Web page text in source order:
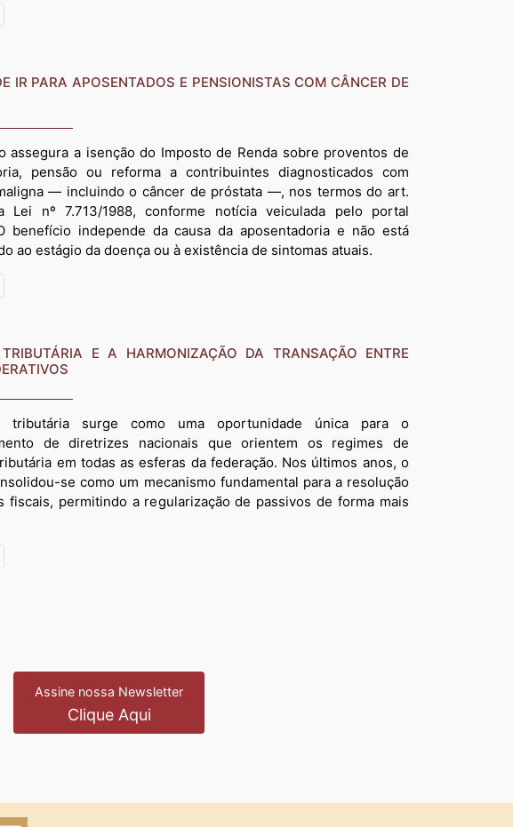
IR PARA APOSENTADOS E PENSIONISTAS COM CÂNCER DE
assegura a isenção do Imposto de Renda sobre proventos de
pensão ou reforma a contribuintes diagnosticados com
— incluindo o câncer de próstata —, nos termos do art.
Lei nº 7.713/1988, conforme notícia veiculada pelo portal
benefício independe da causa da aposentadoria e não está
ao estágio da doença ou à existência de sintomas atuais.
TRIBUTÁRIA E A HARMONIZAÇÃO DA TRANSAÇÃO ENTRE
tributária surge como uma oportunidade única para o
de diretrizes nacionais que orientem os regimes de
em todas as esferas da federação. Nos últimos anos, o
se como um mecanismo fundamental para a resolução
fiscais, permitindo a regularização de passivos de forma mais
Assine nossa Newsletter
Clique Aqui